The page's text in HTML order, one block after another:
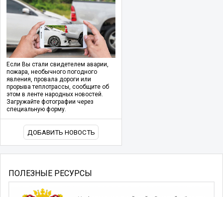
Если Вы стали свидетелем аварии,
пожара, необычного погодного
явления, провала дороги или
прорыва теплотрассы, сообщите об
этом в ленте народных новостей.
Загружайте фотографии через
специальную форму.
ДОБАВИТЬ НОВОСТЬ
ПОЛЕЗНЫЕ РЕСУРСЫ